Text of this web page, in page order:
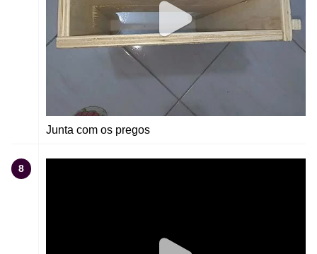
Junta com os pregos
8